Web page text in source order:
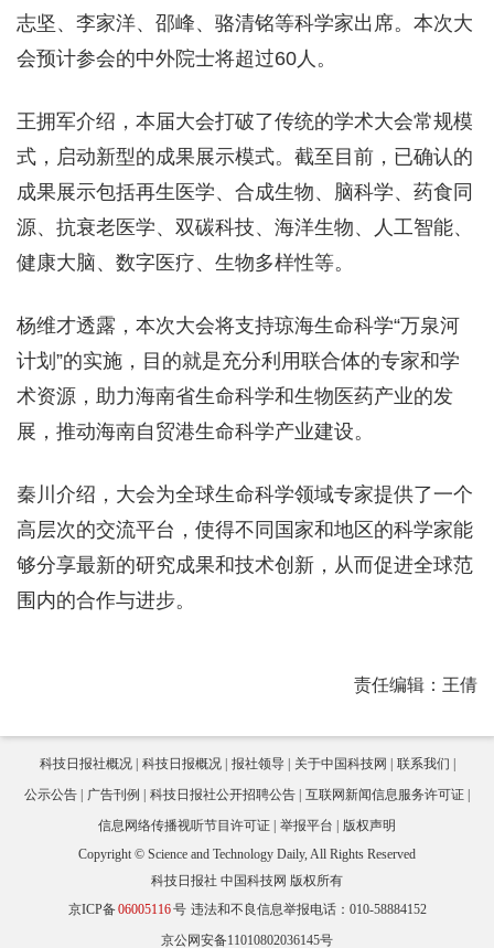
志坚、李家洋、邵峰、骆清铭等科学家出席。本次大
会预计参会的中外院士将超过60人。
王拥军介绍，本届大会打破了传统的学术大会常规模
式，启动新型的成果展示模式。截至目前，已确认的
成果展示包括再生医学、合成生物、脑科学、药食同
源、抗衰老医学、双碳科技、海洋生物、人工智能、
健康大脑、数字医疗、生物多样性等。
杨维才透露，本次大会将支持琼海生命科学“万泉河
计划”的实施，目的就是充分利用联合体的专家和学
术资源，助力海南省生命科学和生物医药产业的发
展，推动海南自贸港生命科学产业建设。
秦川介绍，大会为全球生命科学领域专家提供了一个
高层次的交流平台，使得不同国家和地区的科学家能
够分享最新的研究成果和技术创新，从而促进全球范
围内的合作与进步。
责任编辑：王倩
科技日报社概况 科技日报概况 报社领导 关于中国科技网
联系我们
公示公告
广告刊例 科技日报社公开招聘公告
互联网新闻信息服务许可证
信息网络传播视听节目许可证
举报平台
版权声明
Copyright © Science and Technology Daily, All Rights Reserved
科技日报社 中国科技网 版权所有
京ICP备06005116号 违法和不良信息举报电话：010-58884152
京公网安备11010802036145号